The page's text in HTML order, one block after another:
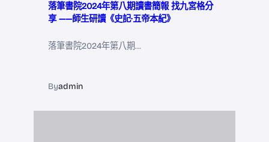
落筆書院2024年第八期讀書簡報 找九宮格分
享 ——師生研讀《史記·五帝本紀》
落筆書院2024年第八期…
Byadmin